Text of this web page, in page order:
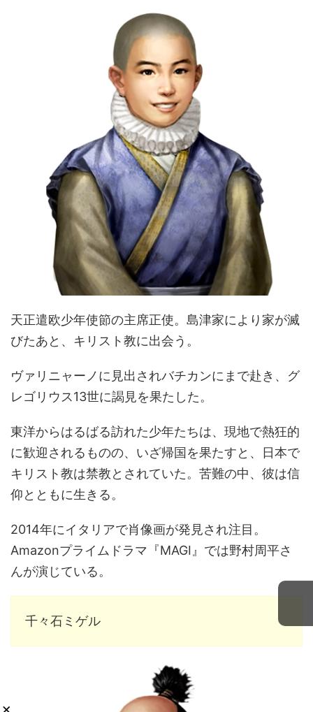
天正遣欧少年使節の主席正使。島津家により家が滅
びたあと、キリスト教に出会う。
ヴァリニャーノに見出されバチカンにまで赴き、グ
レゴリウス13世に謁見を果たした。
東洋からはるばる訪れた少年たちは、現地で熱狂的
に歓迎されるものの、いざ帰国を果たすと、日本で
キリスト教は禁教とされていた。苦難の中、彼は信
仰とともに生きる。
2014年にイタリアで肖像画が発見され注目。
Amazonプライムドラマ『MAGI』では野村周平さ
んが演じている。
千々石ミゲル